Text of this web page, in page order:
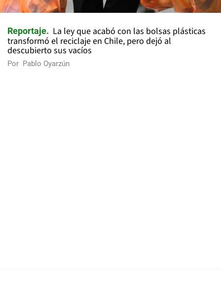
Reportaje
La ley que acabó con las bolsas plásticas
transformó el reciclaje en Chile, pero dejó al
descubierto sus vacíos
Por Pablo Oyarzún